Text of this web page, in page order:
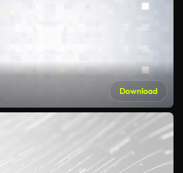
Download